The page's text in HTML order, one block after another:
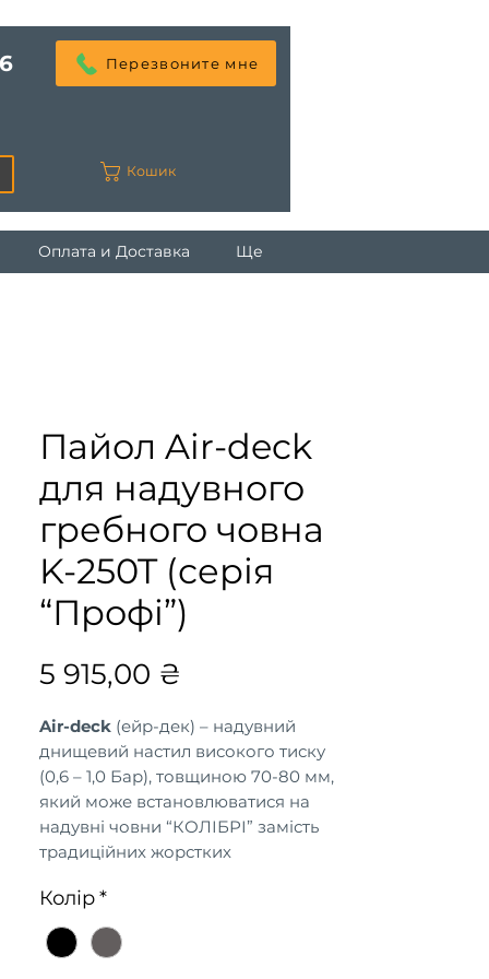
Перезвоните мне
Кошик
Оплата и Доставка Ще
Пайол Air-deck
для надувного
гребного човна
K-250T (серія
“Профі”)
5 915,00 ₴
Air-deck (ейр-дек) – надувний
днищевий настил високого тиску
(0,6 – 1,0 Бар), товщиною 70-80 мм,
який може встановлюватися на
надувні човни “КОЛІБРІ” замість
традиційних жорстких
двох шарів тканини ПВХ, з’єднаних
між собою тисячами синтетичних
ниток, що утворюють стільникову
Колір*